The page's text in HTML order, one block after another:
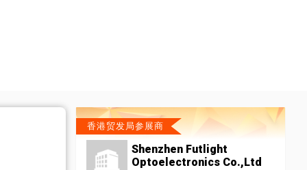
香港贸发局参展商
Shenzhen Futlight
Optoelectronics Co.,Ltd